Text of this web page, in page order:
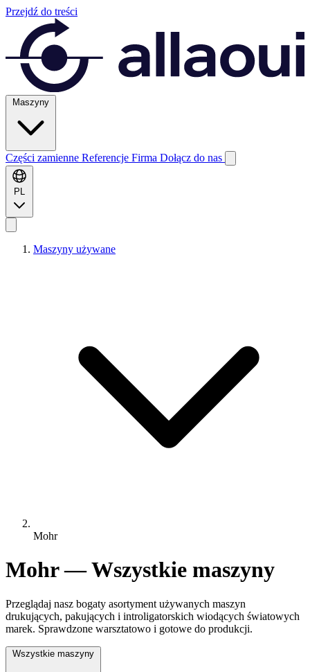
Przejdź do treści
Maszyny
Części zamienne Referencje Firma Dołącz do nas
PL
Maszyny używane
Mohr
Mohr — Wszystkie maszyny
Przeglądaj nasz bogaty asortyment używanych maszyn
drukujących, pakujących i introligatorskich wiodących światowych
marek. Sprawdzone warsztatowo i gotowe do produkcji.
Wszystkie maszyny